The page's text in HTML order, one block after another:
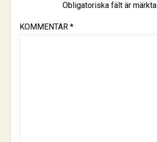
Obligatoriska fält är märkta
KOMMENTAR *